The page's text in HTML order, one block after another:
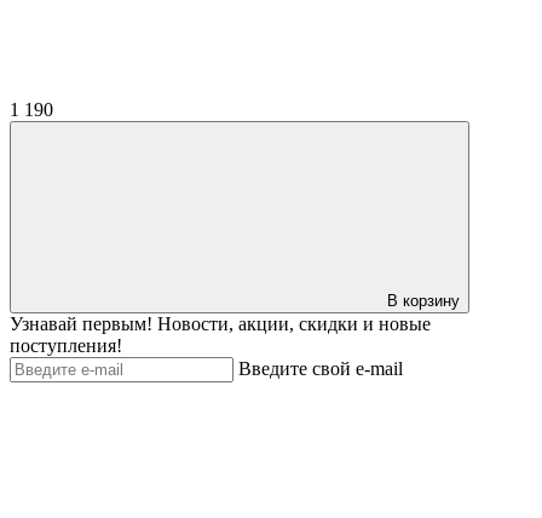
1 190
В корзину
Узнавай первым! Новости, акции, скидки и новые
поступления!
Введите свой e-mail